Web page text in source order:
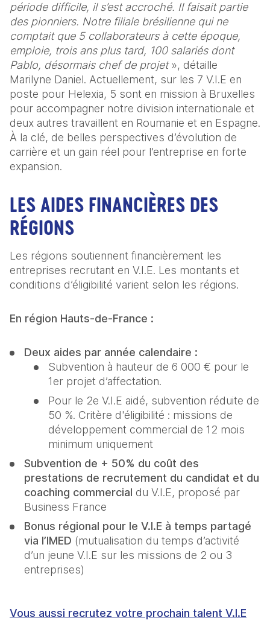
période difficile, il s’est accroché. Il faisait partie
des pionniers. Notre filiale brésilienne qui ne
comptait que 5 collaborateurs à cette époque,
emploie, trois ans plus tard, 100 salariés dont
Pablo, désormais chef de projet », détaille
Marilyne Daniel. Actuellement, sur les 7 V.I.E en
poste pour Helexia, 5 sont en mission à Bruxelles
pour accompagner notre division internationale et
deux autres travaillent en Roumanie et en Espagne.
À la clé, de belles perspectives d’évolution de
carrière et un gain réel pour l’entreprise en forte
expansion.
LES AIDES FINANCIÈRES DES
RÉGIONS
Les régions soutiennent financièrement les
entreprises recrutant en V.I.E. Les montants et
conditions d’éligibilité varient selon les régions.
En région Hauts-de-France :
Deux aides par année calendaire :
Subvention à hauteur de 6 000 € pour le
1er projet d’affectation.
Pour le 2e V.I.E aidé, subvention réduite de
50 %. Critère d'éligibilité : missions de
développement commercial de 12 mois
minimum uniquement
Subvention de + 50% du coût des
prestations de recrutement du candidat et du
coaching commercial du V.I.E, proposé par
Business France
Bonus régional pour le V.I.E à temps partagé
via l’IMED (mutualisation du temps d’activité
d’un jeune V.I.E sur les missions de 2 ou 3
entreprises)
Vous aussi recrutez votre prochain talent V.I.E